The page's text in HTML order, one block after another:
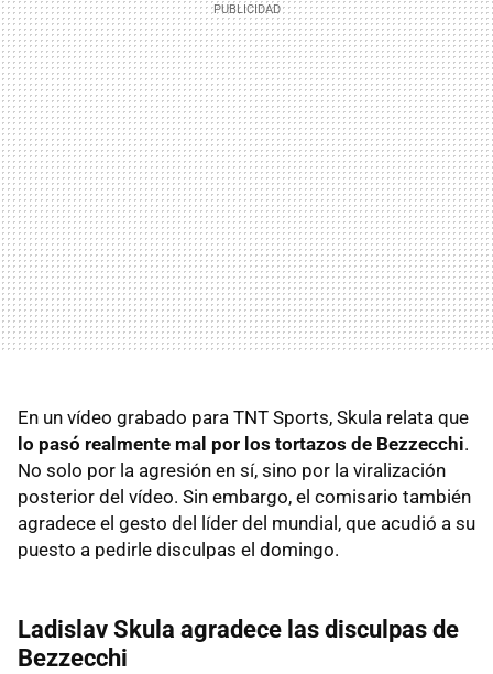
En un vídeo grabado para TNT Sports, Skula relata que
lo pasó realmente mal por los tortazos de Bezzecchi.
No solo por la agresión en sí, sino por la viralización
posterior del vídeo. Sin embargo, el comisario también
agradece el gesto del líder del mundial, que acudió a su
puesto a pedirle disculpas el domingo.
Ladislav Skula agradece las disculpas de
Bezzecchi